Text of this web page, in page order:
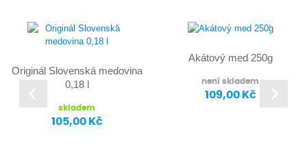
Originál Slovenská medovina
0,18 l
skladem
105,00 Kč
Akátový med 250g
není skladem
109,00 Kč